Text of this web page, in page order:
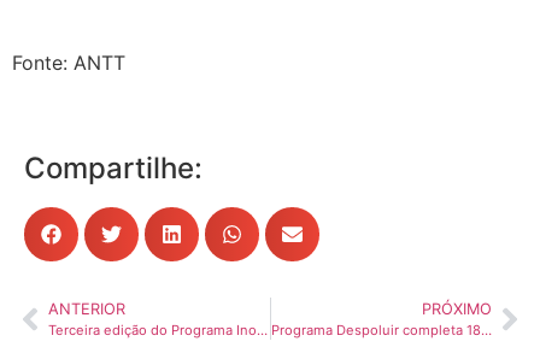
Fonte: ANTT
Compartilhe:
ANTERIOR
Terceira edição do Programa Inovação de 2025 acontece nesta sexta-feira
PRÓXIMO
Programa Despoluir completa 18 anos com 5 milhões de avaliações veiculares no transporte